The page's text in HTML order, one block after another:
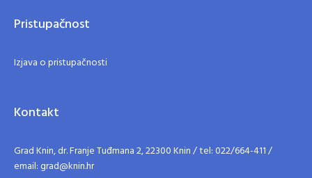
Pristupačnost
Izjava o pristupačnosti
Kontakt
Grad Knin, dr. Franje Tuđmana 2, 22300 Knin / tel: 022/664-411 /
email: grad@knin.hr